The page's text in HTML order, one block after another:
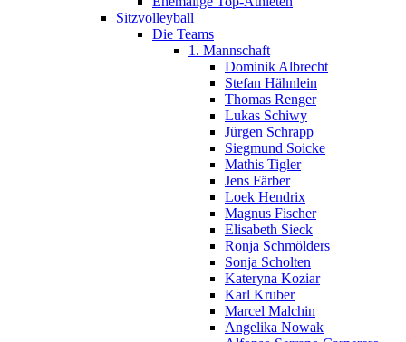
Sitzvolleyball
Die Teams
1. Mannschaft
Dominik Albrecht
Stefan Hähnlein
Thomas Renger
Lukas Schiwy
Jürgen Schrapp
Siegmund Soicke
Mathis Tigler
Jens Färber
Loek Hendrix
Magnus Fischer
Elisabeth Sieck
Ronja Schmölders
Sonja Scholten
Kateryna Koziar
Karl Kruber
Marcel Malchin
Angelika Nowak